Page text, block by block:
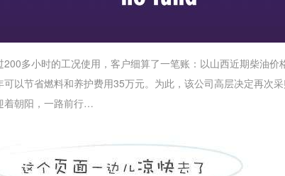
200多小时的工况使用，客户细算了一笔账：以山西近期柴油
以节省燃料和养护费用35万元。为此，该公司高层决定再次
着朝阳，一路前行…